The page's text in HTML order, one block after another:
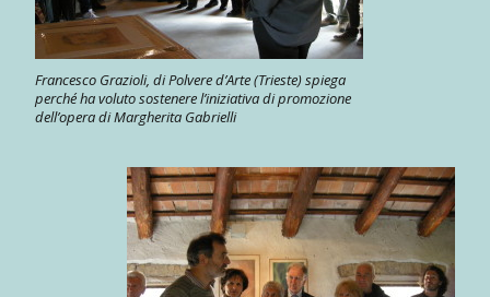
Francesco Grazioli, di Polvere d’Arte (Trieste) spiega
perché ha voluto sostenere l’iniziativa di promozione
dell’opera di Margherita Gabrielli